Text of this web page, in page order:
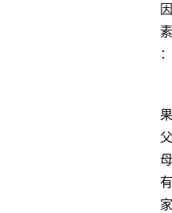
因
素
：
果
父
母
有
家